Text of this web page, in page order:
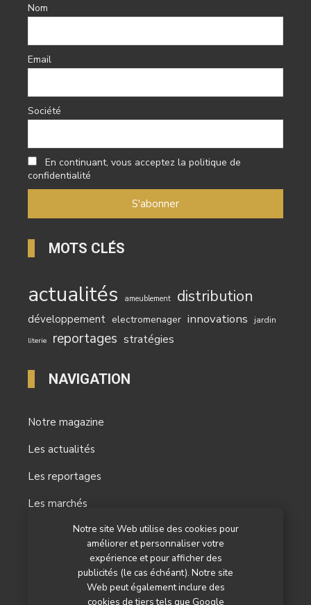
Notre site Web utilise des cookies pour
améliorer et personnaliser votre
expérience et pour afficher des
publicités (le cas échéant). Notre site
Web peut également inclure des
cookies de tiers tels que Google
Nom
Email
Société
En continuant, vous acceptez la politique de
confidentialité
MOTS CLÉS
actualités ameublement distribution
développement electromenager innovations jardin
literie reportages stratégies
NAVIGATION
Notre magazine
Les actualités
Les reportages
Les marchés
Nos autres titres